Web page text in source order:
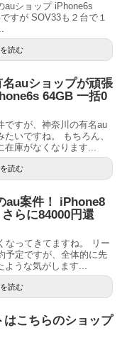
auショップ iPhone6s
すが SOV33も２台で１
読む
auショップが頑張
64GB 一括0
ですが、神奈川の有名au
いですね。 もちろん、
在庫がなくなります...
読む
au案件！ iPhone8
らに84000円還
なってきてますね。 リー
予定ですが、全体的に先
ような気がします...
読む
こちらのショップ